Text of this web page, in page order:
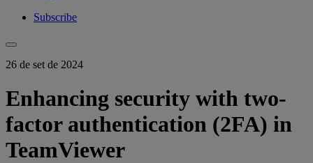
Subscribe
26 de set de 2024
Enhancing security with two-
factor authentication (2FA) in
TeamViewer